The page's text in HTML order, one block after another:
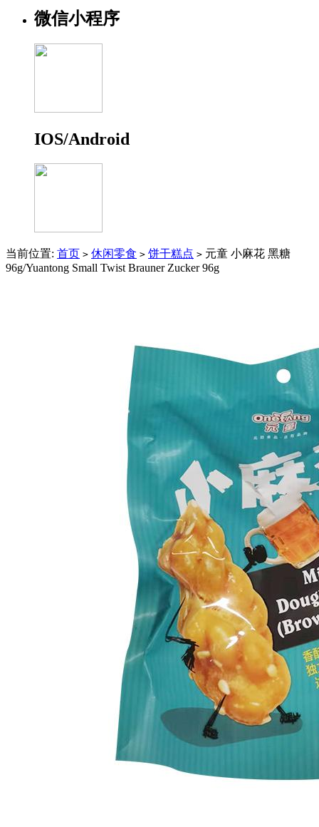
微信小程序
IOS/Android
当前位置: 首页 > 休闲零食 > 饼干糕点 > 元童 小麻花 黑糖
96g/Yuantong Small Twist Brauner Zucker 96g